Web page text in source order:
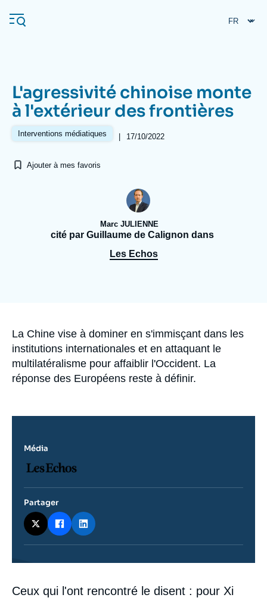
au
contenu
Navigation
principale
L'Ifri
Analyses
Recherches fréquentes
Proche-Orient
L'agressivité chinoise monte
à l'extérieur des frontières
Interventions médiatiques | 17/10/2022
Ajouter à mes favoris
Marc JULIENNE
cité par Guillaume de Calignon dans
Les Echos
Accroche
La Chine vise à dominer en s'immisçant dans les
institutions internationales et en attaquant le
multilatéralisme pour affaiblir l'Occident. La
réponse des Européens reste à définir.
Contenu
intervention
Ceux qui l'ont rencontré le disent : pour Xi
Média
Logo
Partager